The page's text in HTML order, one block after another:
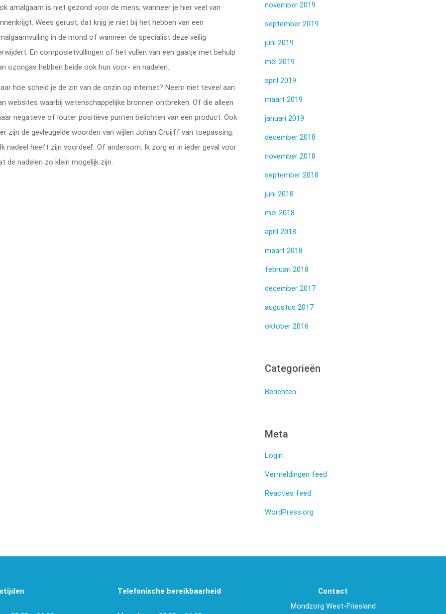
amalgaam is niet gezond voor de mens, wanneer je hier veel van
Wees gerust, dat krijg je niet bij het hebben van een
in de mond of wanneer de specialist deze veilig
En composietvullingen of het vullen van een gaatje met behulp
ozongas hebben beide ook hun voor- en nadelen.
hoe scheid je de zin van de onzin op internet? Neem niet teveel aan
websites waarbij wetenschappelijke bronnen ontbreken. Of die alleen
negatieve of louter positieve punten belichten van een product. Ook
zijn de gevleugelde woorden van wijlen Johan Cruijff van toepassing:
nadeel heeft zijn voordeel’. Of andersom. Ik zorg er in ieder geval voor
de nadelen zo klein mogelijk zijn.
november 2019
september 2019
juni 2019
mei 2019
april 2019
maart 2019
januari 2019
december 2018
november 2018
september 2018
juni 2018
mei 2018
april 2018
maart 2018
februari 2018
december 2017
augustus 2017
oktober 2016
Categorieën
Berichten
Meta
Login
Vermeldingen feed
Reacties feed
WordPress.org
Telefonische bereikbaarheid
Contact
Mondzorg West-Friesland